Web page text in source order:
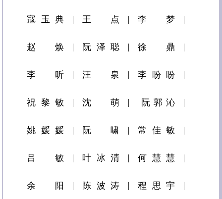
寇玉典 王点 李梦
赵焕 阮泽聪 徐鼎
李昕 汪泉 李盼盼
祝黎敏 沈萌 ​阮郭沁
姚媛媛 阮啸 常佳敏
吕敏 叶冰清 何慧慧
余阳 陈波涛 程思宇